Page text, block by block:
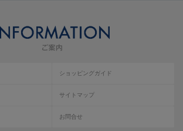
ショッピングガイド
サイトマップ
お問合せ